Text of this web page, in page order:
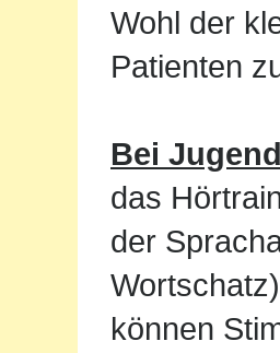
Wohl der
Patienten
Bei
das
der
können